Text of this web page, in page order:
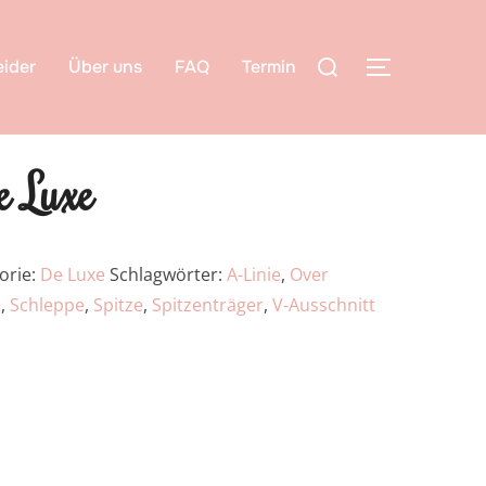
Über uns FAQ Termin
De Luxe Schlagwörter: A-Linie, Over
, Schleppe, Spitze, Spitzenträger, V-Ausschnitt